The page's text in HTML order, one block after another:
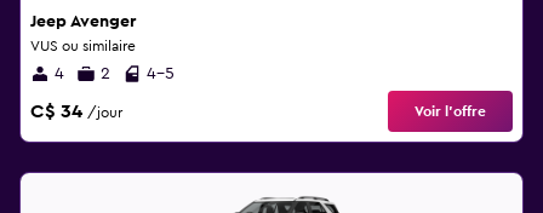
Jeep Avenger
VUS ou similaire
4 2 4-5
C$ 34 /jour Voir l’offre